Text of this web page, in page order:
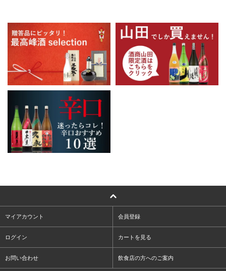
マイアカウント 会員登録
ログイン カートを見る
お問い合わせ 飲食店の方へのご案内